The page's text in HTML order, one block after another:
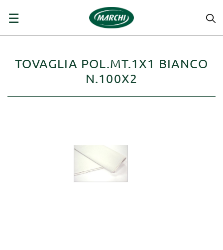
navigazione
☰
TOVAGLIA POL.MT.1X1 BIANCO
N.100X2